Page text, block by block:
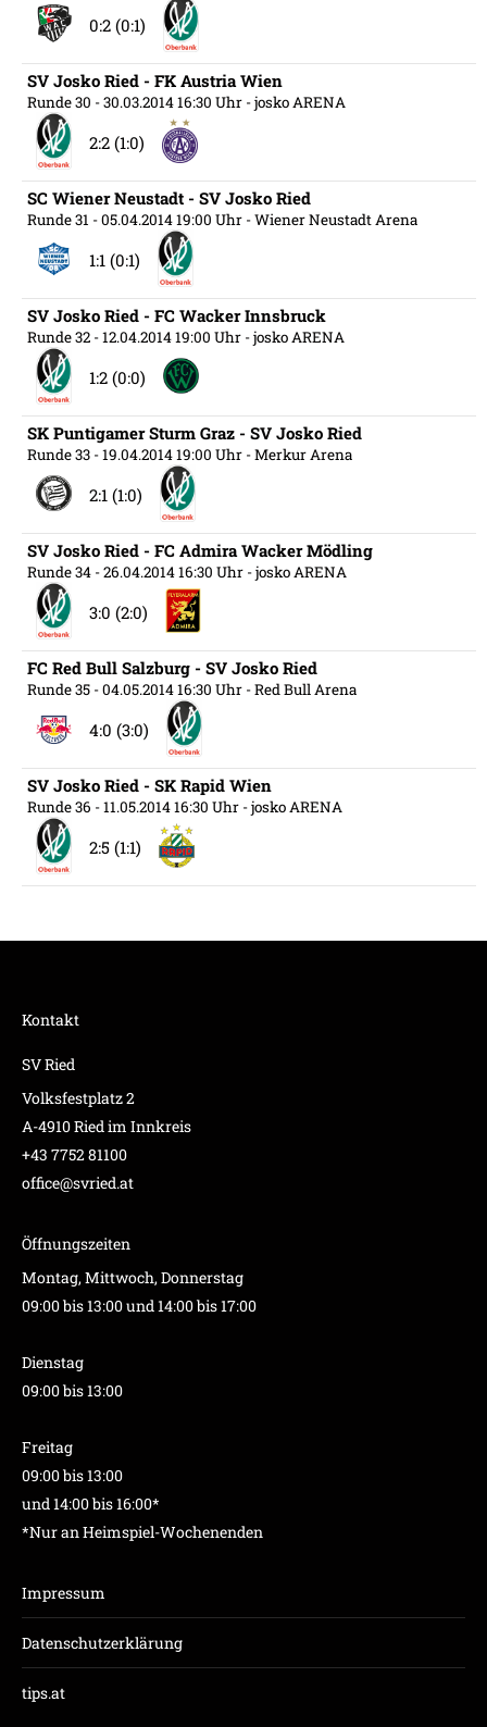
0:2 (0:1)
SV Josko Ried - FK Austria Wien
Runde 30 - 30.03.2014 16:30 Uhr - josko ARENA
2:2 (1:0)
SC Wiener Neustadt - SV Josko Ried
Runde 31 - 05.04.2014 19:00 Uhr - Wiener Neustadt Arena
1:1 (0:1)
SV Josko Ried - FC Wacker Innsbruck
Runde 32 - 12.04.2014 19:00 Uhr - josko ARENA
1:2 (0:0)
SK Puntigamer Sturm Graz - SV Josko Ried
Runde 33 - 19.04.2014 19:00 Uhr - Merkur Arena
2:1 (1:0)
SV Josko Ried - FC Admira Wacker Mödling
Runde 34 - 26.04.2014 16:30 Uhr - josko ARENA
3:0 (2:0)
FC Red Bull Salzburg - SV Josko Ried
Runde 35 - 04.05.2014 16:30 Uhr - Red Bull Arena
4:0 (3:0)
SV Josko Ried - SK Rapid Wien
Runde 36 - 11.05.2014 16:30 Uhr - josko ARENA
2:5 (1:1)
Kontakt
SV Ried
Volksfestplatz 2
A-4910 Ried im Innkreis
+43 7752 81100
office@svried.at
Öffnungszeiten
Montag, Mittwoch, Donnerstag
09:00 bis 13:00 und 14:00 bis 17:00
Dienstag
09:00 bis 13:00
Freitag
09:00 bis 13:00
und 14:00 bis 16:00*
*Nur an Heimspiel-Wochenenden
Impressum
Datenschutzerklärung
tips.at